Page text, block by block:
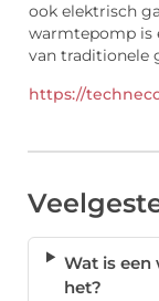
ook elektrisch
warmtepomp is
van traditionele
https://
Wat is
het?